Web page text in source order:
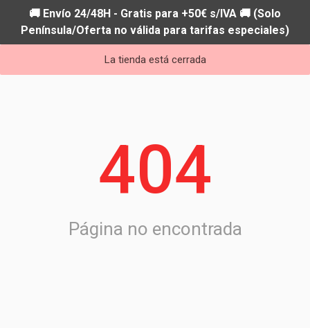
🚚 Envío 24/48H - Gratis para +50€ s/IVA 🚚 (Solo
Península/Oferta no válida para tarifas especiales)
La tienda está cerrada
404
Página no encontrada